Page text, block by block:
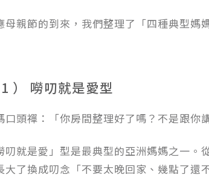
母親節的到來，我們整理了「四種典型媽
1 ） 嘮叨就是愛型
口頭禪：「你房間整理好了嗎？不是跟你
叨就是愛」型是最典型的亞洲媽媽之一
大了換成叨念「不要太晚回家、幾點了